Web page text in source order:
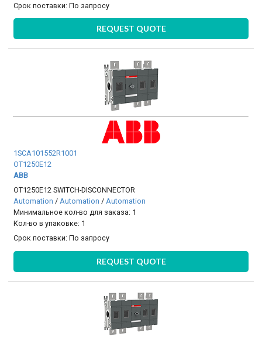
Срок поставки:По запросу
REQUEST QUOTE
1SCA101552R1001
OT1250E12
ABB
OT1250E12 SWITCH-DISCONNECTOR
Automation /Automation /Automation
Минимальное кол-во для заказа: 1
Кол-во в упаковке: 1
Срок поставки:По запросу
REQUEST QUOTE